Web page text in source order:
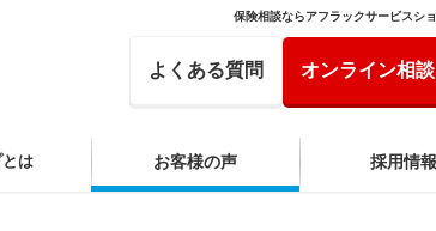
保険相談ならアフラックサービスシ
よくある質問 オンライン相談
は お客様の声 採用情報